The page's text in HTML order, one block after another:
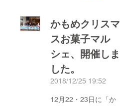
かもめクリスマ
スお菓子マル
シェ、開催しま
した。
2018/12/25 19:52
12月22・23日に「か